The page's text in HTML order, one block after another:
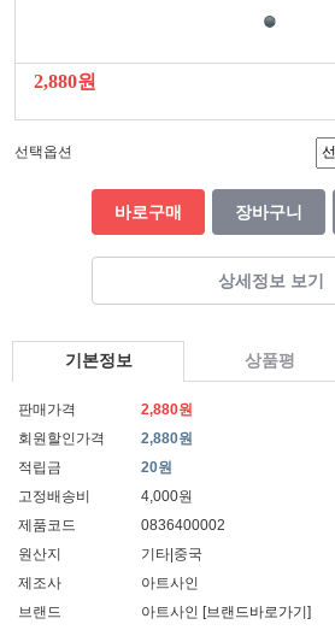
2,880원
선택옵션
바로구매 장바구니
상세정보 보기
기본정보 상품평
판매가격
2,880원
회원할인가격
2,880원
적립금
20원
고정배송비
4,000원
제품코드
0836400002
원산지
기타|중국
제조사
아트사인
브랜드
아트사인 [브랜드바로가기]